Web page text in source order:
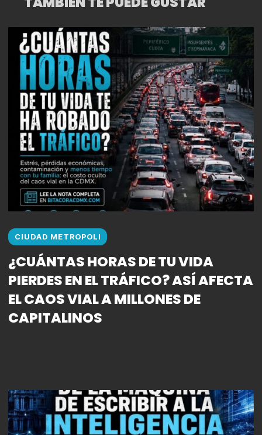
CIUDAD METROPOLI
¿CUÁNTAS HORAS DE TU VIDA
PIERDES EN EL TRÁFICO? ASÍ AFECTA
EL CAOS VIAL A MILLONES DE
CAPITALINOS